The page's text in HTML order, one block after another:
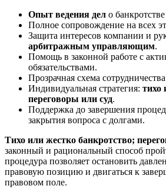
Опыт ведения дел о
Полное сопровождение на всех
Защита интересов компании и
арбитражным управляющим.
Помощь в законной работе с
обязательствами.
Прозрачная схема
Индивидуальная стратегия: тихо
переговоры или суд.
Поддержка до завершения
закрытия вопроса с долгами.
Тихо или жестко банкротство;
законный и рациональный способ
процедура позволяет остановить
правовую позицию и двигаться к
правовом поле.